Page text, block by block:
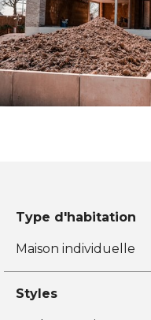
Type d'habitation
Maison individuelle
Styles